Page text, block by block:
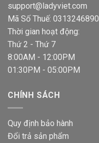
support@ladyviet.com
Mã Số Thuế: 0313246890
Thời gian hoạt động:
Thứ 2 - Thứ 7
8:00AM - 12:00PM
01:30PM - 05:00PM
CHÍNH SÁCH
Quy định bảo hành
Đổi trả sản phẩm